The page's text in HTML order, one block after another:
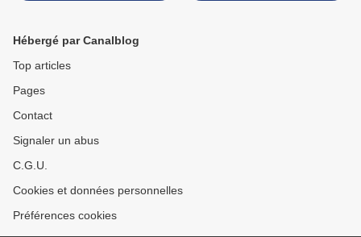
Hébergé par Canalblog
Top articles
Pages
Contact
Signaler un abus
C.G.U.
Cookies et données personnelles
Préférences cookies